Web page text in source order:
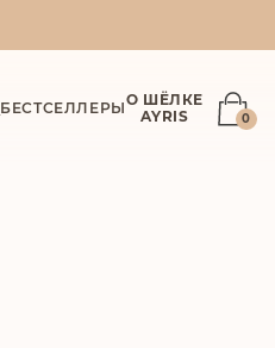
БЕСТСЕЛЛЕРЫО ШЁЛКЕ
AYRIS
0